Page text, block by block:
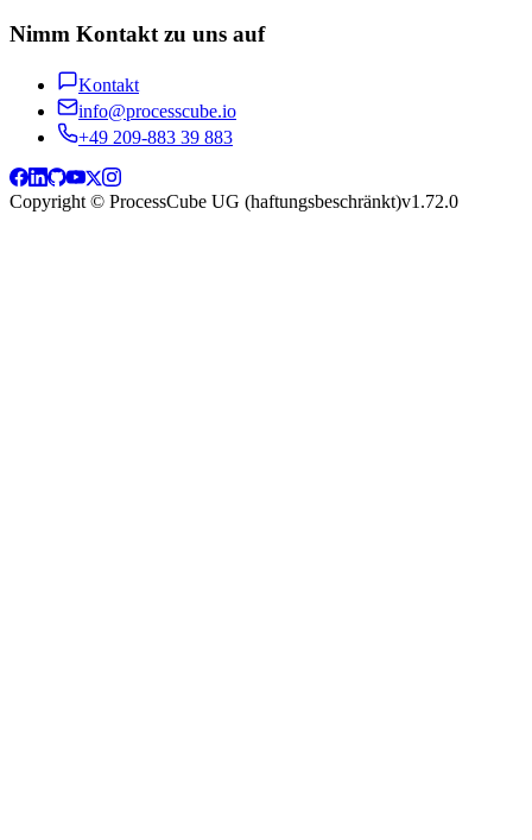
Nimm Kontakt zu uns auf
Kontakt
info@processcube.io
+49 209-883 39 883
Copyright © ProcessCube UG (haftungsbeschränkt)v1.72.0